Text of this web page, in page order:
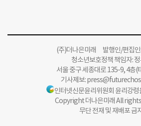
(주)더나은미래 발행인/편집
청소년보호정책 책임자:
서울 중구 세종대로 135-9, 4층(
기사제보:
인터넷신문윤리위원회 윤리강령
Copyright 더나은미래 All
무단 전재 및 재배포 금